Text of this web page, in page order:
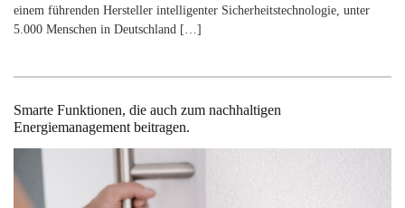
einem führenden Hersteller intelligenter Sicherheitstechnologie, unter
5.000 Menschen in Deutschland […]
Smarte Funktionen, die auch zum nachhaltigen
Energiemanagement beitragen.